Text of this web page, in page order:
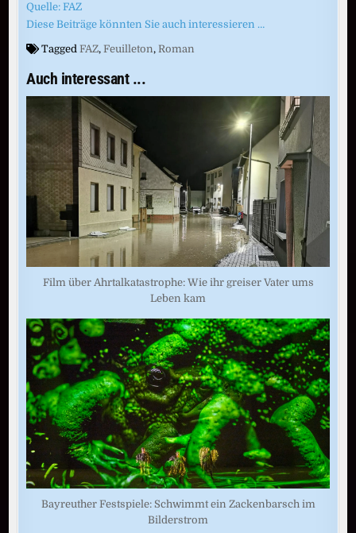
Quelle: FAZ
Diese Beiträge könnten Sie auch interessieren …
TaggedFAZ,Feuilleton,Roman
Auch interessant ...
Film über Ahrtalkatastrophe: Wie ihr greiser Vater ums
Leben kam
Bayreuther Festspiele: Schwimmt ein Zackenbarsch im
Bilderstrom